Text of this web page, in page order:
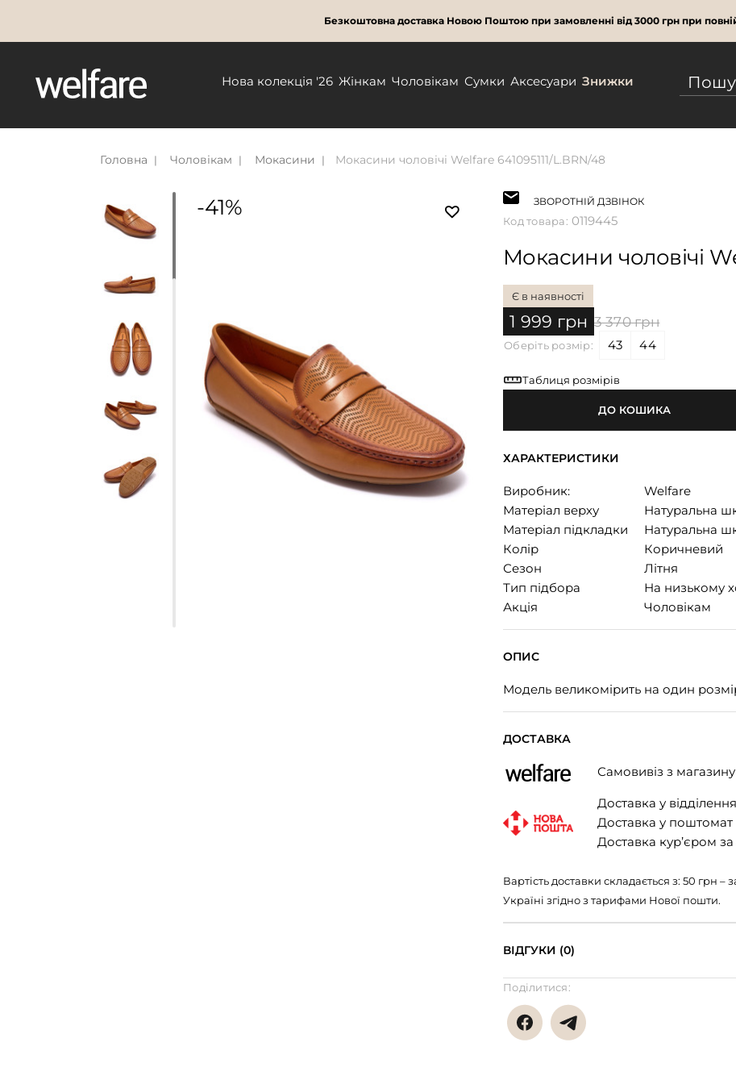
Безкоштовна доставка Новою Поштою при замовленні від 3000 грн при
Нова колекція '26 Жінкам Чоловікам Сумки Аксесуари Знижки
Головна Чоловікам Мокасини Мокасини чоловічі Welfare 641095111/L.BRN/48
-41% ЗВОРОТНІЙ ДЗВІНОК
Код товара: 0119445
Мокасини чоловічі
Є в наявності
Оберіть розмір: 43 44
Таблиця розмірів
1 999 грн 3 370 грн
ДО КОШИКА
ХАРАКТЕРИСТИКИ
Виробник:
Welfare
Матеріал верху
Натуральна
Матеріал підкладки
Натуральна
Колір
Коричневий
Сезон
Літня
Тип підбора
На низькому
Акція
Чоловікам
ОПИС
Модель великомірить на один
ДОСТАВКА
Самовивіз з
Доставка у
Доставка у поштомат
Доставка кур’єром
Вартість доставки складається з: 50 грн
Україні згідно з тарифами Нової пошти.
ВІДГУКИ (0)
Поділитися: